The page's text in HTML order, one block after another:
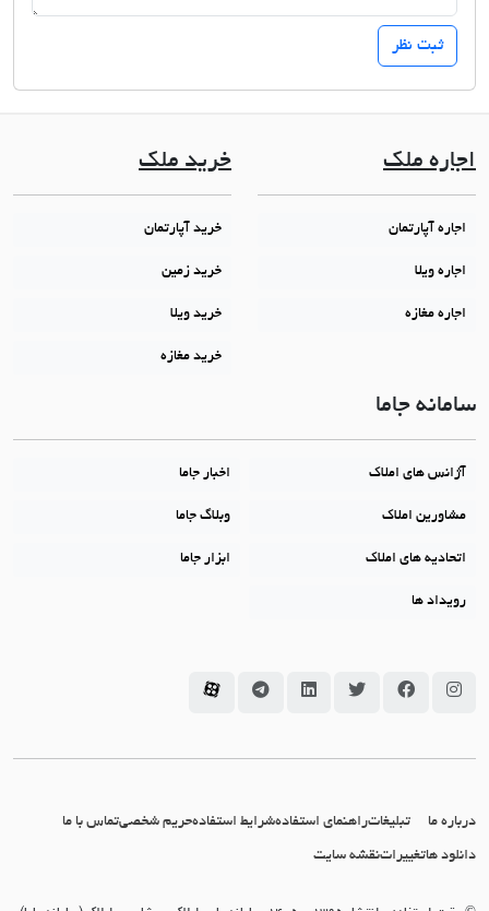
اجاره ملک
اجاره آپارتمان
اجاره ویلا
اجاره مغازه
خرید ملک
خرید آپارتمان
خرید زمین
خرید ویلا
خرید مغازه
سامانه جاما
آژانس های املاک اخبار جاما
مشاورین املاک وبلاگ جاما
اتحادیه های املاک ابزار جاما
رویداد ها
سامانه جاما در اینستاگرام
سامانه جاما در فیسبوک
سامانه جاما در توئیتر
سامانه جاما در لینکداین
سامانه جاما در تلگرام
سامانه جاما در آپارات
درباره ما تبلیغاتراهنمای استفادهشرایط استفادهحریم شخصیتماس با ما
دانلود هاتغییراتنقشه سایت